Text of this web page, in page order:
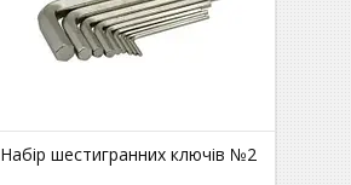
Набір шестигранних ключів №2